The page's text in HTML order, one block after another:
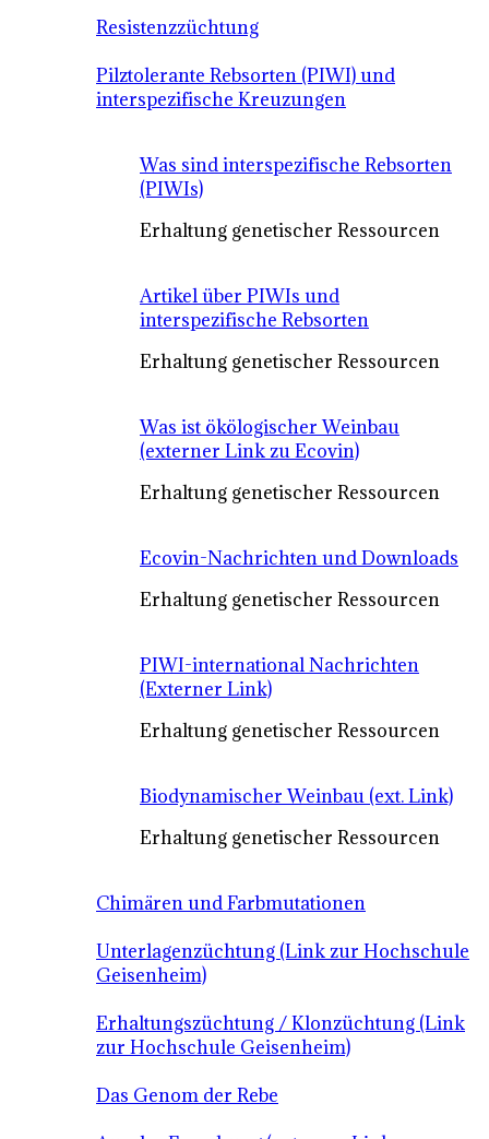
Resistenzzüchtung
Pilztolerante Rebsorten (PIWI) und
interspezifische Kreuzungen
Was sind interspezifische Rebsorten
(PIWIs)
Erhaltung genetischer Ressourcen
Artikel über PIWIs und
interspezifische Rebsorten
Erhaltung genetischer Ressourcen
Was ist ökölogischer Weinbau
(externer Link zu Ecovin)
Erhaltung genetischer Ressourcen
Ecovin-Nachrichten und Downloads
Erhaltung genetischer Ressourcen
PIWI-international Nachrichten
(Externer Link)
Erhaltung genetischer Ressourcen
Biodynamischer Weinbau (ext. Link)
Erhaltung genetischer Ressourcen
Chimären und Farbmutationen
Unterlagenzüchtung (Link zur Hochschule
Geisenheim)
Erhaltungszüchtung / Klonzüchtung (Link
zur Hochschule Geisenheim)
Das Genom der Rebe